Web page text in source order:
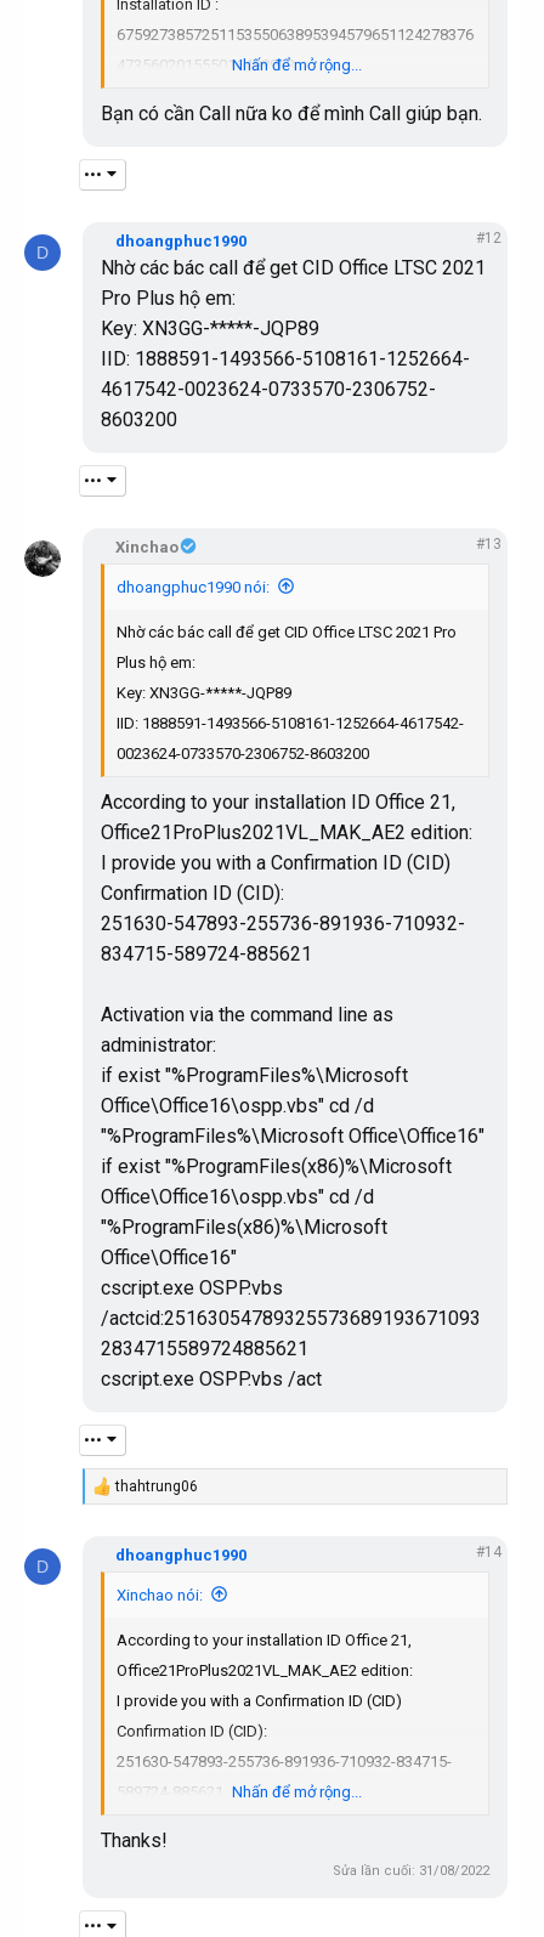
Installation ID :
675927385725115355063895394579651124278376
473560201555016488963
Nhấn để mở rộng...
Bạn có cần Call nữa ko để mình Call giúp bạn.
•••
D
dhoangphuc1990 #12
Nhờ các bác call để get CID Office LTSC 2021
Pro Plus hộ em:
Key: XN3GG-*****-JQP89
IID: 1888591-1493566-5108161-1252664-
4617542-0023624-0733570-2306752-
8603200
•••
Xinchao #13
dhoangphuc1990 nói:
Nhờ các bác call để get CID Office LTSC 2021 Pro
Plus hộ em:
Key: XN3GG-*****-JQP89
IID: 1888591-1493566-5108161-1252664-4617542-
0023624-0733570-2306752-8603200
According to your installation ID Office 21,
Office21ProPlus2021VL_MAK_AE2 edition:
I provide you with a Confirmation ID (CID)
Confirmation ID (CID):
251630-547893-255736-891936-710932-
834715-589724-885621
Activation via the command line as
administrator:
if exist "%ProgramFiles%\Microsoft
Office\Office16\ospp.vbs" cd /d
"%ProgramFiles%\Microsoft Office\Office16"
if exist "%ProgramFiles(x86)%\Microsoft
Office\Office16\ospp.vbs" cd /d
"%ProgramFiles(x86)%\Microsoft
Office\Office16"
cscript.exe OSPP.vbs
/actcid:25163054789325573689193671093
2834715589724885621
cscript.exe OSPP.vbs /act
•••
R
thahtrung06
D
dhoangphuc1990 #14
Xinchao nói:
According to your installation ID Office 21,
Office21ProPlus2021VL_MAK_AE2 edition:
I provide you with a Confirmation ID (CID)
Confirmation ID (CID):
251630-547893-255736-891936-710932-834715-
589724-885621
Activation via the command line as administrator:
Office\Office16\ospp.vbs" cd /d
Nhấn để mở rộng...
Thanks!
Sửa lần cuối: 31/08/2022
•••